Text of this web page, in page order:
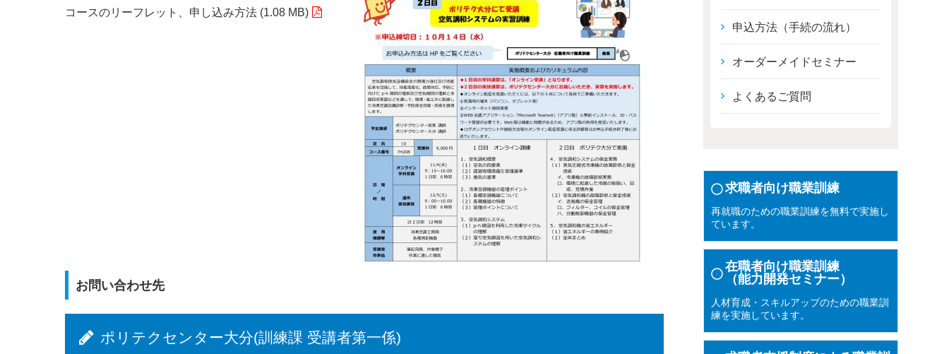
コースのリーフレット、申し込み方法 (1.08 MB)
お問い合わせ先
ポリテクセンター大分(訓練課 受講者第一係)
申込方法（手続の流れ）
オーダーメイドセミナー
よくあるご質問
求職者向け職業訓練
再就職のための職業訓練を無料で実施し
ています。
在職者向け職業訓練
（能力開発セミナー）
人材育成・スキルアップのための職業訓
練を実施しています。